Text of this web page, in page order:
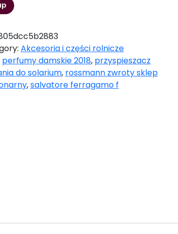
Akcesoria i części rolnicze
perfumy damskie 2018, przyspieszacz
do solarium, rossmann zwroty sklep
,salvatore ferragamo f